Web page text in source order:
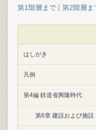
第1階層まで 第2階層ま
はしがき
凡例
第4編 鉄道省興隆時代
第6章 建設および施設